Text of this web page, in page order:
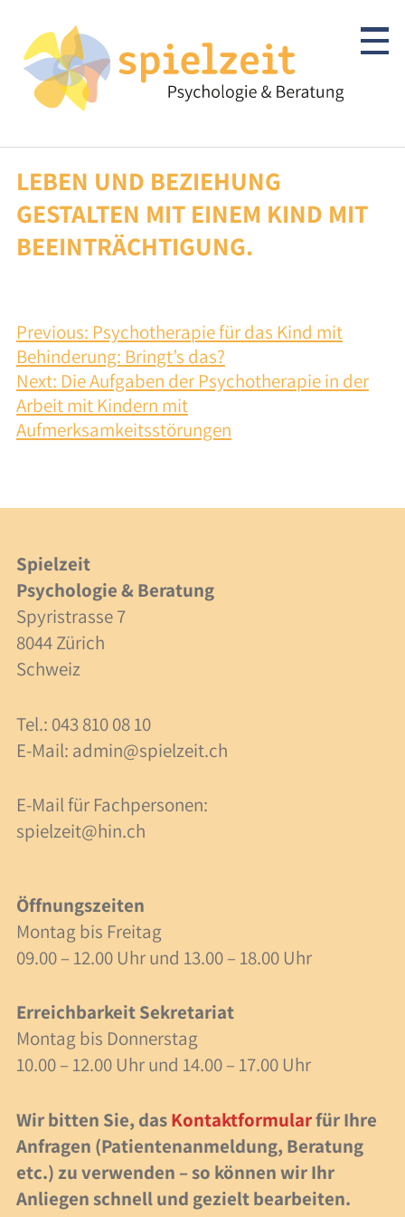
content
Kinder & Jugendliche
Psychotherapie
Beratung
Autismus-Spektrum
Integration
Fachpersonen
Beratung
Supervision
Über uns
Team
40 Jahre Spielzeit
Forschung
Anlässe
Meilensteine
Veranstaltungen
Veranstaltungen
Fachbeiträge
Lesezeit
LEBEN UND BEZIEHUNG
GESTALTEN MIT EINEM KIND MIT
BEEINTRÄCHTIGUNG.
BEITRAGSNAVIGATION
Previous: Psychotherapie für das Kind mit
Behinderung: Bringt’s das?
Next: Die Aufgaben der Psychotherapie in der
Arbeit mit Kindern mit
Aufmerksamkeitsstörungen
Spielzeit
Psychologie & Beratung
Spyristrasse 7
8044 Zürich
Schweiz
Tel.: 043 810 08 10
E-Mail: admin@spielzeit.ch
E-Mail für Fachpersonen:
spielzeit@hin.ch
Öffnungszeiten
Montag bis Freitag
09.00 – 12.00 Uhr und 13.00 – 18.00 Uhr
Erreichbarkeit Sekretariat
Montag bis Donnerstag
10.00 – 12.00 Uhr und 14.00 – 17.00 Uhr
Wir bitten Sie, dasKontaktformularfür Ihre
Anfragen (Patientenanmeldung, Beratung
etc.) zu verwenden – so können wir Ihr
Anliegen schnell und gezielt bearbeiten.